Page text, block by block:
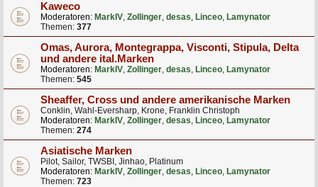
Kaweco
Moderatoren: MarkIV, Zollinger, desas, Linceo, Lamynator
Themen: 377
Omas, Aurora, Montegrappa, Visconti, Stipula, Delta
und andere ital.Marken
Moderatoren: MarkIV, Zollinger, desas, Linceo, Lamynator
Themen: 545
Sheaffer, Cross und andere amerikanische Marken
Conklin, Wahl-Eversharp, Krone, Franklin Christoph
Moderatoren: MarkIV, Zollinger, desas, Linceo, Lamynator
Themen: 274
Asiatische Marken
Pilot, Sailor, TWSBI, Jinhao, Platinum
Moderatoren: MarkIV, Zollinger, desas, Linceo, Lamynator
Themen: 723